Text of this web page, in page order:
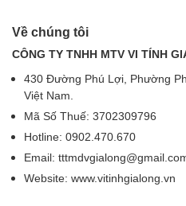
Về chúng tôi
CÔNG TY TNHH MTV VI TÍNH
430 Đường Phú Lợi, Phường
Việt Nam.
Mã Số Thuế: 3702309796
Hotline: 0902.470.670
Email:
Website: www.vitinhgialong.vn